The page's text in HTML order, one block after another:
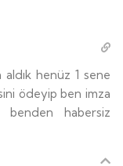
henüz 1 sene
ödeyip ben imza
benden habersiz